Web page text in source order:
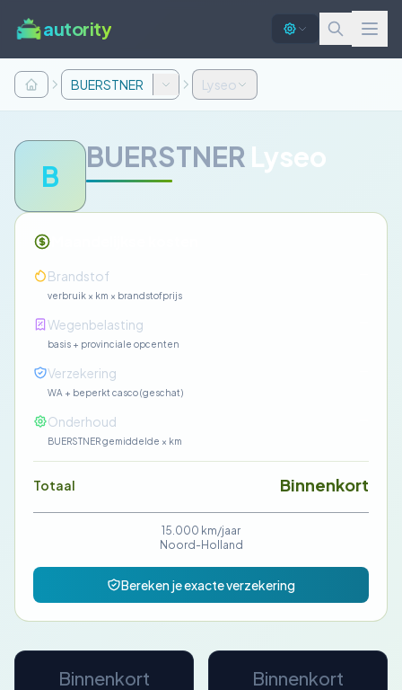
autority
BUERSTNER Lyseo
B
BUERSTNER Lyseo
Brandstof
verbruik × km × brandstofprijs
Wegenbelasting
basis + provinciale opcenten
Verzekering
WA + beperkt casco (geschat)
Onderhoud
BUERSTNER gemiddelde × km
Totaal Binnenkort
15.000 km/jaar
Noord-Holland
Bereken je exacte verzekering
Binnenkort Binnenkort